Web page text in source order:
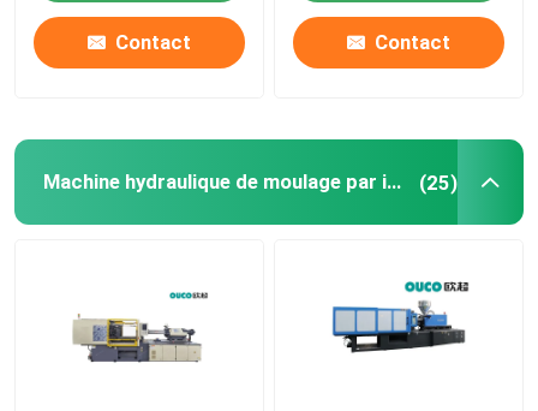
Contact Contact
Machine hydraulique de moulage par injection (25)